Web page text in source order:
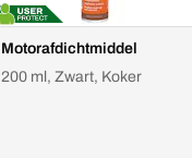
Motorafdichtmiddel
200 ml, Zwart, Koker